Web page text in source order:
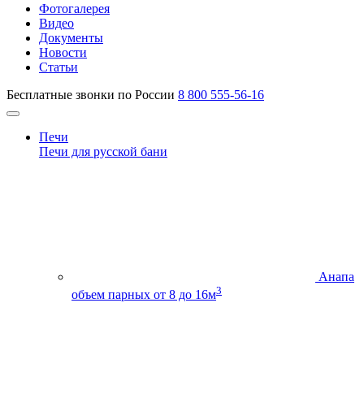
Фотогалерея
Видео
Документы
Новости
Статьи
Бесплатные звонки по России 8 800 555-56-16
Печи
Печи для русской бани
Анапа
объем парных от 8 до 16м3